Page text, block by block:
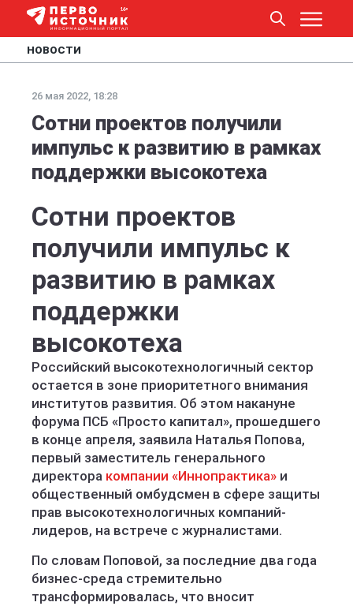
НОВОСТИ
26 мая 2022, 18:28
Сотни проектов получили
импульс к развитию в рамках
поддержки высокотеха
Сотни проектов
получили импульс к
развитию в рамках
поддержки
высокотеха
Российский высокотехнологичный сектор
остается в зоне приоритетного внимания
институтов развития. Об этом накануне
форума ПСБ «Просто капитал», прошедшего
в конце апреля, заявила Наталья Попова,
первый заместитель генерального
директора компании «Иннопрактика» и
общественный омбудсмен в сфере защиты
прав высокотехнологичных компаний-
лидеров, на встрече с журналистами.
По словам Поповой, за последние два года
бизнес-среда стремительно
трансформировалась, что вносит